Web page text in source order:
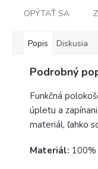
OPÝTAŤ SA
Popis Diskusia
Podrobný
Funkčná
úpletu a
materiál, ľahko
Materiál: 100%